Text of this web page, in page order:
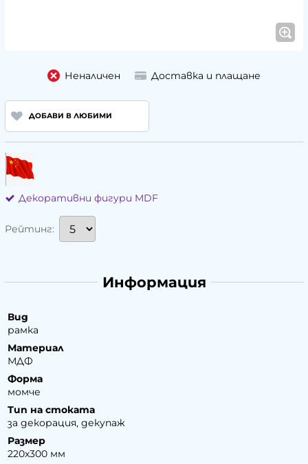
Неналичен Доставка и плащане
ДОБАВИ В ЛЮБИМИ
Декоративни фигури MDF
Рейтинг:
Информация
Вид
рамка
Материал
МДФ
Форма
момче
Тип на стоката
за декорация, декупаж
Размер
220х300 мм